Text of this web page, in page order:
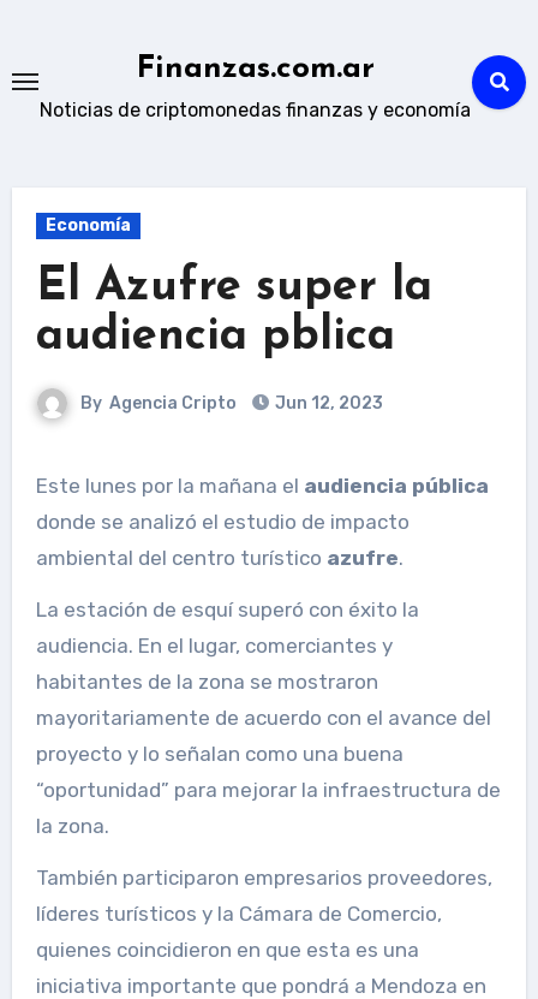
content
Finanzas.com.ar
Noticias de criptomonedas finanzas y economía
Economía
El Azufre super la
audiencia pblica
By Agencia Cripto Jun 12, 2023
Este lunes por la mañana el audiencia pública
donde se analizó el estudio de impacto
ambiental del centro turístico azufre.
La estación de esquí superó con éxito la
audiencia. En el lugar, comerciantes y
habitantes de la zona se mostraron
mayoritariamente de acuerdo con el avance del
proyecto y lo señalan como una buena
“oportunidad” para mejorar la infraestructura de
la zona.
También participaron empresarios proveedores,
líderes turísticos y la Cámara de Comercio,
quienes coincidieron en que esta es una
iniciativa importante que pondrá a Mendoza en